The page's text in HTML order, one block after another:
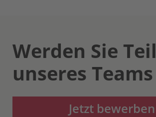
Werden Sie Teil
unseres Teams
Jetzt bewerben